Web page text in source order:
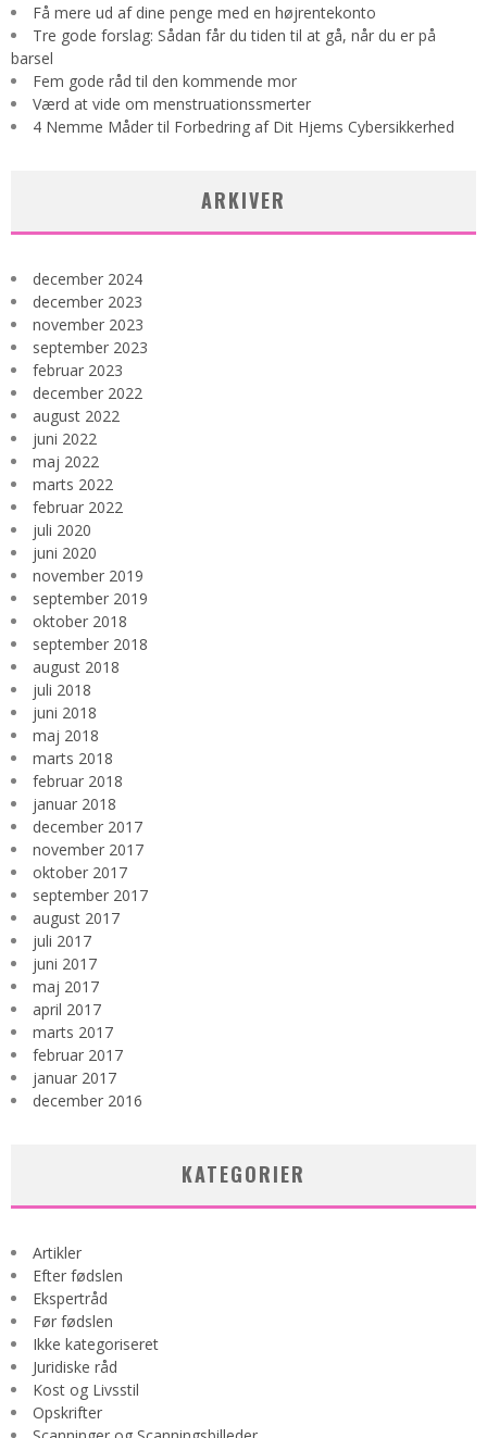
Få mere ud af dine penge med en højrentekonto
Tre gode forslag: Sådan får du tiden til at gå, når du er på
barsel
Fem gode råd til den kommende mor
Værd at vide om menstruationssmerter
4 Nemme Måder til Forbedring af Dit Hjems Cybersikkerhed
ARKIVER
december 2024
december 2023
november 2023
september 2023
februar 2023
december 2022
august 2022
juni 2022
maj 2022
marts 2022
februar 2022
juli 2020
juni 2020
november 2019
september 2019
oktober 2018
september 2018
august 2018
juli 2018
juni 2018
maj 2018
marts 2018
februar 2018
januar 2018
december 2017
november 2017
oktober 2017
september 2017
august 2017
juli 2017
juni 2017
maj 2017
april 2017
marts 2017
februar 2017
januar 2017
december 2016
KATEGORIER
Artikler
Efter fødslen
Ekspertråd
Før fødslen
Ikke kategoriseret
Juridiske råd
Kost og Livsstil
Opskrifter